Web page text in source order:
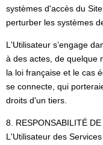
systèmes d'accès du
perturber les systèmes
L'Utilisateur s’engage
à des actes, de quelque
la loi française et le cas
se connecte, qui
droits d'un tiers.
8. RESPONSABILITÉ DE
L'Utilisateur des